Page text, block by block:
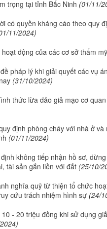
trọng tại tỉnh Bắc Ninh (01/11/
có quyền kháng cáo theo quy
11/2024)
động của các cơ sở thẩm mỹ
pháp lý khi giải quyết các vụ
(31/10/2024)
thức lừa đảo giả mạo cơ
định phòng cháy với nhà ở và
(01/11/2024)
không tiếp nhận hồ sơ,
tài sản gắn liền với đất (25/10/
nghĩa quỹ từ thiện tổ chức
cứu trách nhiệm hình sự (24/
- 20 triệu đồng khi sử dụng